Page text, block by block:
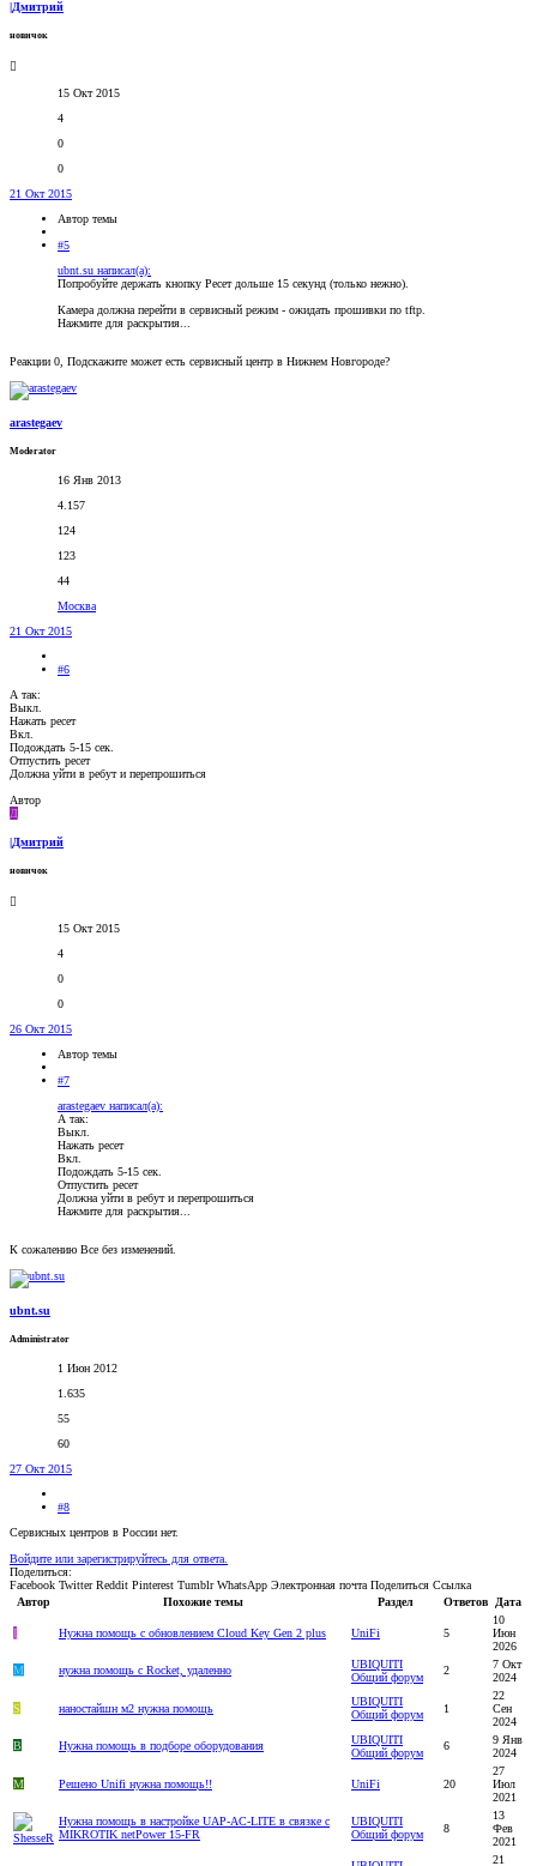
|Дмитрий
новичок
15 Окт 2015
4
0
0
21 Окт 2015
Автор темы
#5
ubnt.su написал(а):
Попробуйте держать кнопку Ресет дольше 15 секунд (только нежно).
Камера должна перейти в сервисный режим - ожидать прошивки по tftp.
Нажмите для раскрытия...
Реакции 0, Подскажите может есть сервисный центр в Нижнем Новгороде?
arastegaev
Moderator
16 Янв 2013
4.157
124
123
44
Москва
21 Окт 2015
#6
А так:
Выкл.
Нажать ресет
Вкл.
Подождать 5-15 сек.
Отпустить ресет
Должна уйти в ребут и перепрошиться
Автор
Д
|Дмитрий
новичок
15 Окт 2015
4
0
0
26 Окт 2015
Автор темы
#7
arastegaev написал(а):
А так:
Выкл.
Нажать ресет
Вкл.
Подождать 5-15 сек.
Отпустить ресет
Должна уйти в ребут и перепрошиться
Нажмите для раскрытия...
К сожалению Все без изменений.
ubnt.su
Administrator
1 Июн 2012
1.635
55
60
27 Окт 2015
#8
Сервисных центров в России нет.
Войдите или зарегистрируйтесь для ответа.
Поделиться:
Facebook Twitter Reddit Pinterest Tumblr WhatsApp Электронная почта Поделиться Ссылка
Автор
Похожие темы Раздел Ответов Дата
I Нужна помощь с обновлением Cloud Key Gen 2 plus UniFi 5
10
Июн
2026
M
нужна помощь с Rocket, удаленно
UBIQUITI
Общий форум
2
7 Окт
2024
S наностайшн м2 нужна помощь
UBIQUITI
Общий форум
1
22
Сен
2024
B
Нужна помощь в подборе оборудования
UBIQUITI
Общий форум
6
9 Янв
2024
M Решено Unifi нужна помощь!! UniFi 20
27
Июл
2021
Нужна помощь в настройке UAP-AC-LITE в связке с
MIKROTIK netPower 15-FR
UBIQUITI
Общий форум
8
13
Фев
2021
21